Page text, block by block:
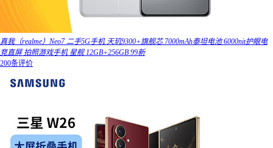
真我（realme）Neo7 二手5G手机 天玑9300+旗舰芯 7000mAh泰坦电池 6000nit护眼电
竞直屏 拍照游戏手机 星舰 12GB+256GB 99新
200条评价